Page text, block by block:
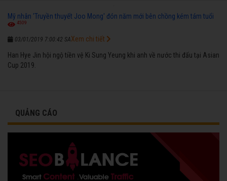
Mỹ nhân 'Truyền thuyết Joo Mong' đón năm mới bên chồng kém tám tuổi
4509
03/01/2019 7:00:42 SA
Han Hye Jin hội ngộ tiền vệ Ki Sung Yeung khi anh về nước thi đấu tại Asian
Cup 2019.
Xem chi tiết
QUẢNG CÁO